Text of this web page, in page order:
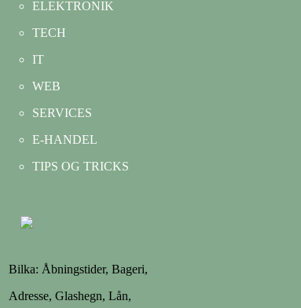
ELEKTRONIK
TECH
IT
WEB
SERVICES
E-HANDEL
TIPS OG TRICKS
Bilka: Åbningstider, Bageri,
Adresse, Glashegn, Lån,